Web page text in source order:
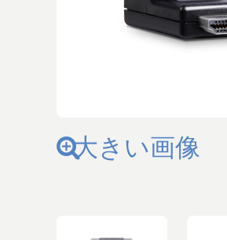
大きい画像